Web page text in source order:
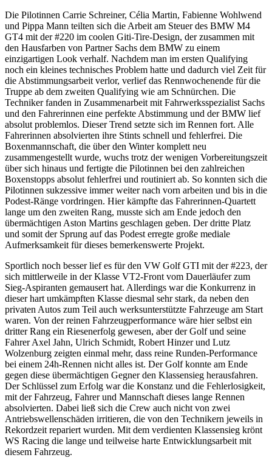
Die Pilotinnen Carrie Schreiner, Célia Martin, Fabienne Wohlwend
und Pippa Mann teilten sich die Arbeit am Steuer des BMW M4
GT4 mit der #220 im coolen Giti-Tire-Design, der zusammen mit
den Hausfarben von Partner Sachs dem BMW zu einem
einzigartigen Look verhalf. Nachdem man im ersten Qualifying
noch ein kleines technisches Problem hatte und dadurch viel Zeit für
die Abstimmungsarbeit verlor, verlief das Rennwochenende für die
Truppe ab dem zweiten Qualifying wie am Schnürchen. Die
Techniker fanden in Zusammenarbeit mit Fahrwerksspezialist Sachs
und den Fahrerinnen eine perfekte Abstimmung und der BMW lief
absolut problemlos. Dieser Trend setzte sich im Rennen fort. Alle
Fahrerinnen absolvierten ihre Stints schnell und fehlerfrei. Die
Boxenmannschaft, die über den Winter komplett neu
zusammengestellt wurde, wuchs trotz der wenigen Vorbereitungszeit
über sich hinaus und fertigte die Pilotinnen bei den zahlreichen
Boxenstopps absolut fehlerfrei und routiniert ab. So konnten sich die
Pilotinnen sukzessive immer weiter nach vorn arbeiten und bis in die
Podest-Ränge vordringen. Hier kämpfte das Fahrerinnen-Quartett
lange um den zweiten Rang, musste sich am Ende jedoch den
übermächtigen Aston Martins geschlagen geben. Der dritte Platz
und somit der Sprung auf das Podest erregte große mediale
Aufmerksamkeit für dieses bemerkenswerte Projekt.
Sportlich noch besser lief es für den VW Golf GTI mit der #223, der
sich mittlerweile in der Klasse VT2-Front vom Dauerläufer zum
Sieg-Aspiranten gemausert hat. Allerdings war die Konkurrenz in
dieser hart umkämpften Klasse diesmal sehr stark, da neben den
privaten Autos zum Teil auch werksunterstützte Fahrzeuge am Start
waren. Von der reinen Fahrzeugperformance wäre hier selbst ein
dritter Rang ein Riesenerfolg gewesen, aber der Golf und seine
Fahrer Axel Jahn, Ulrich Schmidt, Robert Hinzer und Lutz
Wolzenburg zeigten einmal mehr, dass reine Runden-Performance
bei einem 24h-Rennen nicht alles ist. Der Golf konnte am Ende
gegen diese übermächtigen Gegner den Klassensieg herausfahren.
Der Schlüssel zum Erfolg war die Konstanz und die Fehlerlosigkeit,
mit der Fahrzeug, Fahrer und Mannschaft dieses lange Rennen
absolvierten. Dabei ließ sich die Crew auch nicht von zwei
Antriebswellenschäden irritieren, die von den Technikern jeweils in
Rekordzeit repariert wurden. Mit dem verdienten Klassensieg krönt
WS Racing die lange und teilweise harte Entwicklungsarbeit mit
diesem Fahrzeug.